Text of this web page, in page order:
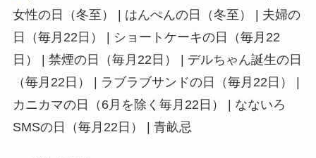
女性の日（冬至） | はんぺんの日（冬至） | 夫婦の
日（毎月22日） | ショートケーキの日（毎月22
日） | 禁煙の日（毎月22日） | デルちゃん誕生の日
（毎月22日） | ラブラブサンドの日（毎月22日） |
カニカマの日（6月を除く毎月22日） | なないろ
SMSの日（毎月22日） | 青畝忌